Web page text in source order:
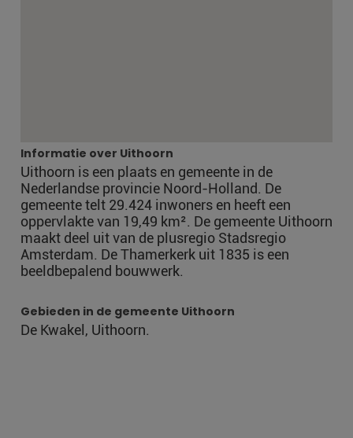
Informatie over Uithoorn
Uithoorn is een plaats en gemeente in de
Nederlandse provincie Noord-Holland. De
gemeente telt 29.424 inwoners en heeft een
oppervlakte van 19,49 km². De gemeente Uithoorn
maakt deel uit van de plusregio Stadsregio
Amsterdam. De Thamerkerk uit 1835 is een
beeldbepalend bouwwerk.
Gebieden in de gemeente Uithoorn
De Kwakel, Uithoorn.